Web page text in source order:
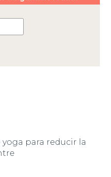
yoga para reducir la